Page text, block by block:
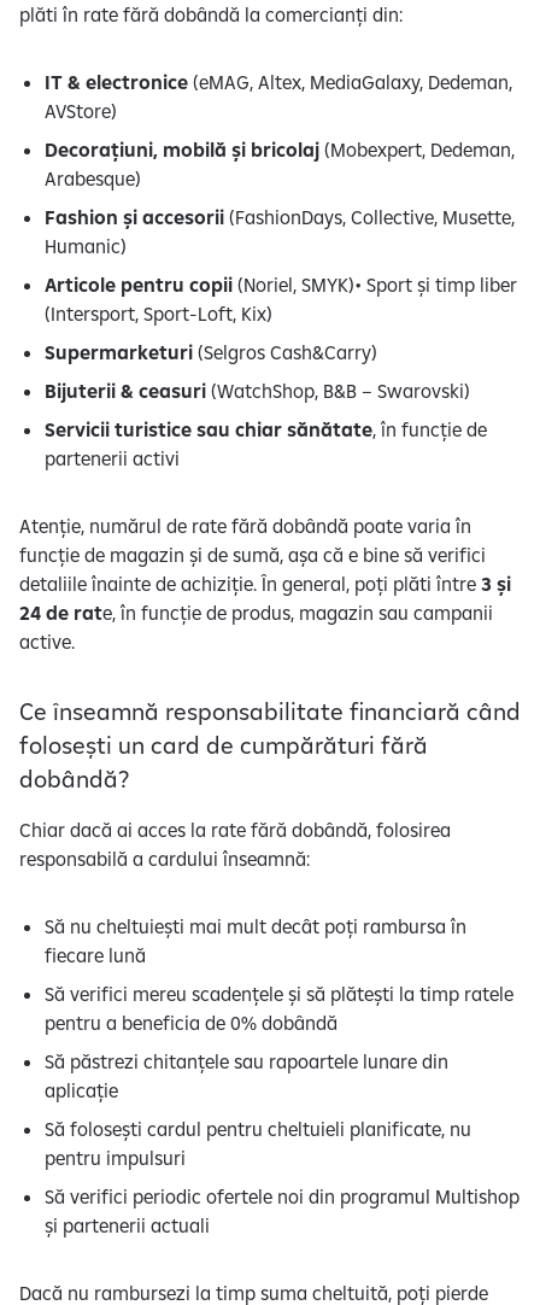
plăti în rate fără dobândă la comercianți din:
IT & electronice(eMAG, Altex, MediaGalaxy, Dedeman,
AVStore)
Decorațiuni, mobilă și bricolaj(Mobexpert, Dedeman,
Arabesque)
Fashion și accesorii(FashionDays, Collective, Musette,
Humanic)
Articole pentru copii(Noriel, SMYK)• Sport și timp liber
(Intersport, Sport-Loft, Kix)
Supermarketuri(Selgros Cash&Carry)
Bijuterii & ceasuri(WatchShop, B&B – Swarovski)
Servicii turistice sau chiar sănătate, în funcție de
partenerii activi
Atenție, numărul de rate fără dobândă poate varia în
funcție de magazin și de sumă, așa că e bine să verifici
detaliile înainte de achiziție. În general, poți plăti între 3 și
24 de rate, în funcție de produs, magazin sau campanii
active.
Ce înseamnă responsabilitate financiară când
folosești un card de cumpărături fără
dobândă?
Chiar dacă ai acces la rate fără dobândă, folosirea
responsabilă a cardului înseamnă:
Să nu cheltuiești mai mult decât poți rambursa în
fiecare lună
Să verifici mereu scadențele și să plătești la timp ratele
pentru a beneficia de 0% dobândă
Să păstrezi chitanțele sau rapoartele lunare din
aplicație
Să folosești cardul pentru cheltuieli planificate, nu
pentru impulsuri
Să verifici periodic ofertele noi din programul Multishop
și partenerii actuali
Dacă nu rambursezi la timp suma cheltuită, poți pierde